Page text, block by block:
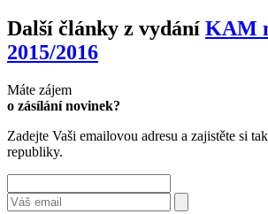
Další články z vydání KAM
2015/2016
Máte zájem
o zásílání novinek?
Zadejte Vaši emailovou adresu a zajistěte si
republiky.